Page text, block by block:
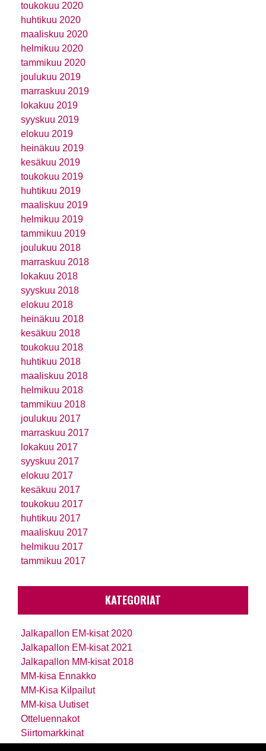
toukokuu 2020
huhtikuu 2020
maaliskuu 2020
helmikuu 2020
tammikuu 2020
joulukuu 2019
marraskuu 2019
lokakuu 2019
syyskuu 2019
elokuu 2019
heinäkuu 2019
kesäkuu 2019
toukokuu 2019
huhtikuu 2019
maaliskuu 2019
helmikuu 2019
tammikuu 2019
joulukuu 2018
marraskuu 2018
lokakuu 2018
syyskuu 2018
elokuu 2018
heinäkuu 2018
kesäkuu 2018
toukokuu 2018
huhtikuu 2018
maaliskuu 2018
helmikuu 2018
tammikuu 2018
joulukuu 2017
marraskuu 2017
lokakuu 2017
syyskuu 2017
elokuu 2017
kesäkuu 2017
toukokuu 2017
huhtikuu 2017
maaliskuu 2017
helmikuu 2017
tammikuu 2017
KATEGORIAT
Jalkapallon EM-kisat 2020
Jalkapallon EM-kisat 2021
Jalkapallon MM-kisat 2018
MM-kisa Ennakko
MM-Kisa Kilpailut
MM-kisa Uutiset
Otteluennakot
Siirtomarkkinat